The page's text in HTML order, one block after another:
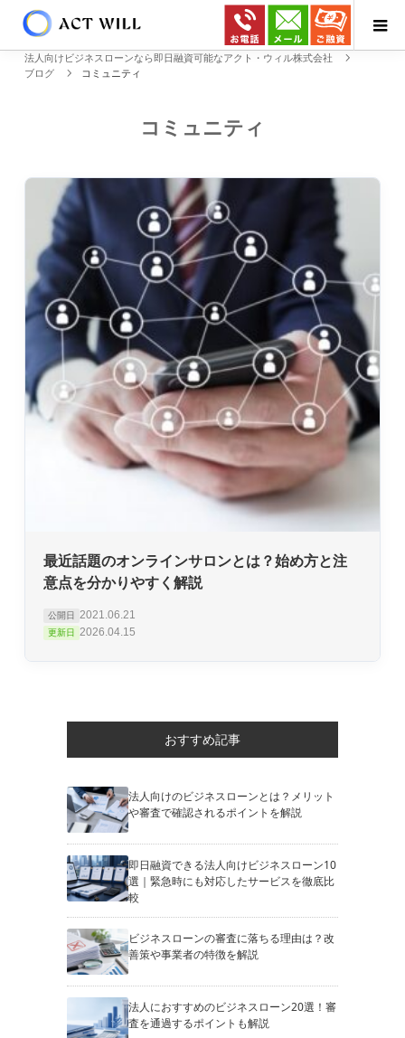
法人向けビジネスローンなら即日融資可能なアクト・ウィル株式会社
ブログ
コミュニティ
コミュニティ
最近話題のオンラインサロンとは？始め方と注
意点を分かりやすく解説
公開日 2021.06.21
更新日 2026.04.15
おすすめ記事
法人向けのビジネスローンとは？メリット
や審査で確認されるポイントを解説
即日融資できる法人向けビジネスローン10
選｜緊急時にも対応したサービスを徹底比
較
ビジネスローンの審査に落ちる理由は？改
善策や事業者の特徴を解説
法人におすすめのビジネスローン20選！審
査を通過するポイントも解説